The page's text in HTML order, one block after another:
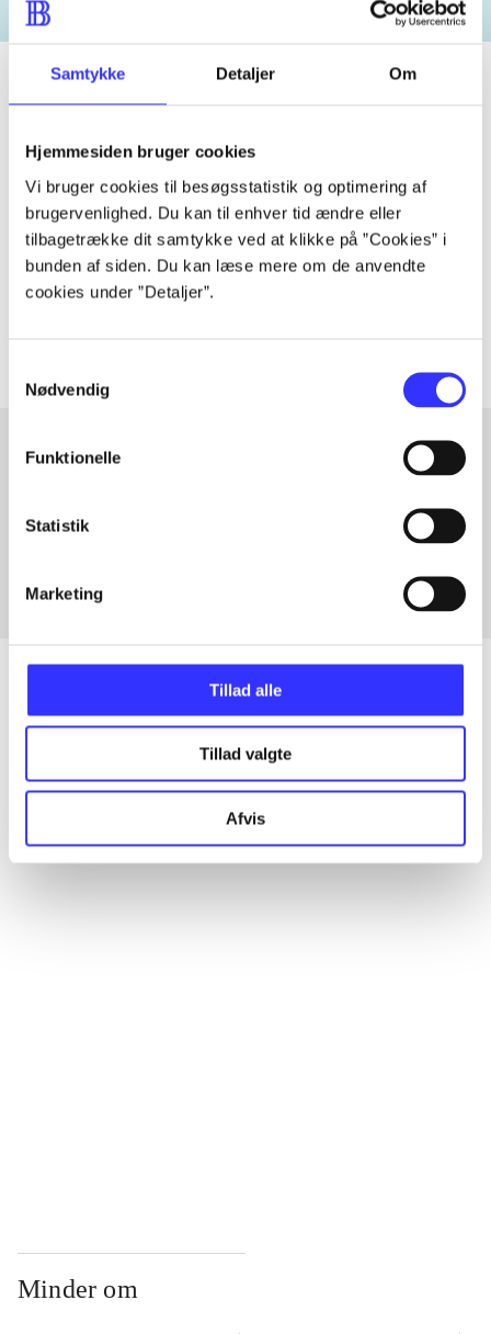
Samtykke Detaljer Om
Hjemmesiden bruger cookies
Vi bruger cookies til besøgsstatistik og optimering af
brugervenlighed. Du kan til enhver tid ændre eller
tilbagetrække dit samtykke ved at klikke på ”Cookies” i
bunden af siden. Du kan læse mere om de anvendte
cookies under ”Detaljer”.
Nødvendig
Funktionelle
Statistik
Marketing
Tillad alle
Tillad valgte
Afvis
Tidsskrift
Artiklen er en del af
lorem ipsum dolor sit amet ...
Tidsskrift
handler ofte om
Fra
Alle registrerede artikler fordelt på udgivelser
Minder om